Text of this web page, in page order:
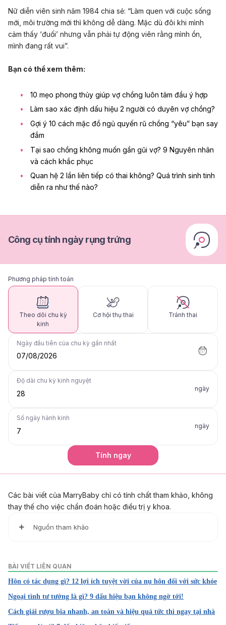
Nữ diễn viên sinh năm 1984 chia sẻ: “Làm quen với cuộc sống
mới, môi trường mới thì không dễ dàng. Mặc dù đôi khi mình
cảm thấy ‘đuối’ nhưng vẫn phải tự động viên rằng mình ổn,
mình đang rất vui”.
Bạn có thể xem thêm:
10 mẹo phong thủy giúp vợ chồng luôn tâm đầu ý hợp
Làm sao xác định dấu hiệu 2 người có duyên vợ chồng?
Gợi ý 10 cách mặc đồ ngủ quyến rũ chồng “yêu” bạn say
đắm
Tại sao chồng không muốn gần gũi vợ? 9 Nguyên nhân
và cách khắc phục
Quan hệ 2 lần liên tiếp có thai không? Quá trình sinh tinh
diễn ra như thế nào?
Công cụ tính ngày rụng trứng
Phương pháp tính toán
Theo dõi chu kỳ
kinh
Cơ hội thụ thai Tránh thai
Ngày đầu tiên của chu kỳ gần nhất
07/08/2026
Độ dài chu kỳ kinh nguyệt
ngày
Số ngày hành kinh
ngày
Tính ngay
Các bài viết của MarryBaby chỉ có tính chất tham khảo, không
thay thế cho việc chẩn đoán hoặc điều trị y khoa.
Nguồn tham khảo
https://www.betterhealth.vic.gov.au/health/healthyliving/ha
ppy-families
Truy cập ngày 10/04/2024
2. 7 tips to live a happier life
https://www.mayoclinichealthsystem.org/hometown-
BÀI VIẾT LIÊN QUAN
Hôn có tác dụng gì? 12 lợi ích tuyệt vời của nụ hôn đối với sức khỏe
Ngoại tình tư tưởng là gì? 9 dấu hiệu bạn không ngờ tới!
Cách giải rượu bia nhanh, an toàn và hiệu quả tức thì ngay tại nhà